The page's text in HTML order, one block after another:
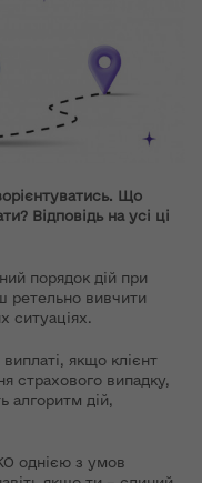
Що
Відповідь на усі ці
порядок дій при
ретельно вивчити
ситуаціях.
якщо клієнт
страхового випадку,
алгоритм дій,
однією з умов